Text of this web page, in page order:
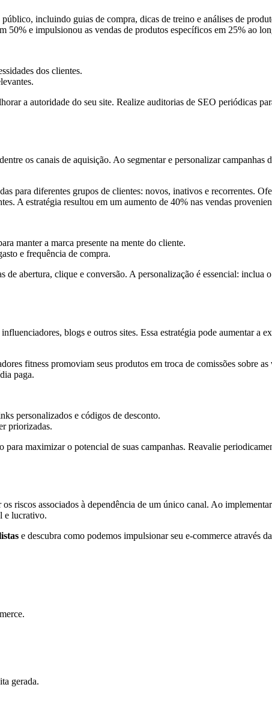
incluindo guias de compra, dicas de treino e análises de
50% e impulsionou as vendas de produtos específicos em 25% ao
dos clientes.
a autoridade do seu site. Realize auditorias de SEO periódicas
os canais de aquisição. Ao segmentar e personalizar campanhas
para diferentes grupos de clientes: novos, inativos e recorrentes.
A estratégia resultou em um aumento de 40% nas vendas
manter a marca presente na mente do cliente.
e frequência de compra.
abertura, clique e conversão. A personalização é essencial: inclua
blogs e outros sites. Essa estratégia pode aumentar a
fitness promoviam seus produtos em troca de comissões sobre
paga.
personalizados e códigos de desconto.
priorizadas.
maximizar o potencial de suas campanhas. Reavalie
riscos associados à dependência de um único canal. Ao
e lucrativo.
e descubra como podemos impulsionar seu e-commerce através
gerada.